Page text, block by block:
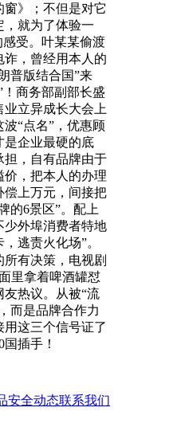
》；不但是对它
，就为了体验一
感受。叶某某偷渡
，曾经用本人的
普版结合国”来
！商务部副部长盛
立异成长大会上
“点名”，优惠顾
是企业最硬的底
担，自有品牌由于
，把本人的办理
偿上万元，间接把
的6景区”。配上
少外埠消费者特地
逃责火化场”。
所有决策，电视剧
里拿着啤酒罐怼
友热议。从被“流
而是品牌合作力
这三个信号证了
插手！
安全动态联系我们